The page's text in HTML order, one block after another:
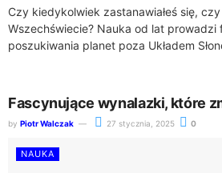
Czy kiedykolwiek zastanawiałeś się,
Wszechświecie? Nauka od lat prowadzi
poszukiwania planet poza Układem
Fascynujące wynalazki, które
by Piotr Walczak 27 stycznia, 2025 0
NAUKA